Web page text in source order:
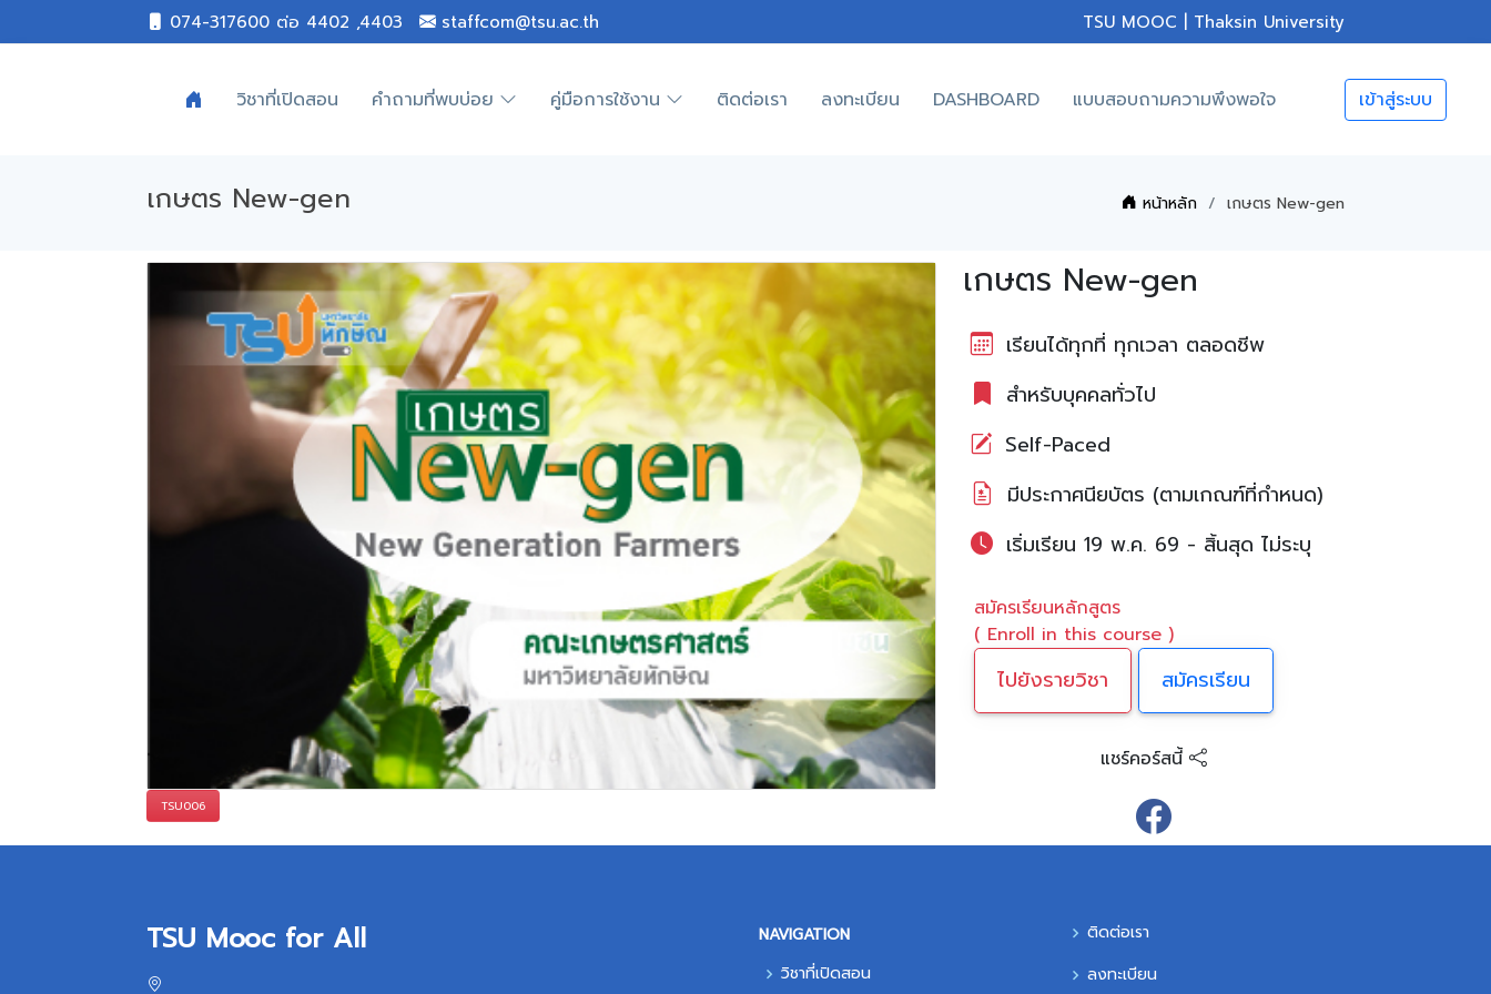
074-317600 ต่อ 4402 ,4403 staffcom@tsu.ac.th TSU MOOC | Thaksin University
วิชาที่เปิดสอน คำถามที่พบบ่อย คู่มือการใช้งาน ติดต่อเรา ลงทะเบียน DASHBOARD แบบสอบถามความพึงพอใจ เข้าสู่ระบบ
เกษตร New-gen หน้าหลัก เกษตร New-gen
TSU006
เกษตร New-gen
เรียนได้ทุกที่ ทุกเวลา ตลอดชีพ
สำหรับบุคคลทั่วไป
Self-Paced
มีประกาศนียบัตร (ตามเกณฑ์ที่กำหนด)
เริ่มเรียน 19 พ.ค. 69 - สิ้นสุด ไม่ระบุ
สมัครเรียนหลักสูตร
( Enroll in this course )
ไปยังรายวิชา สมัครเรียน
แชร์คอร์สนี้
TSU Mooc for All
NAVIGATION
วิชาที่เปิดสอน
ติดต่อเรา
ลงทะเบียน